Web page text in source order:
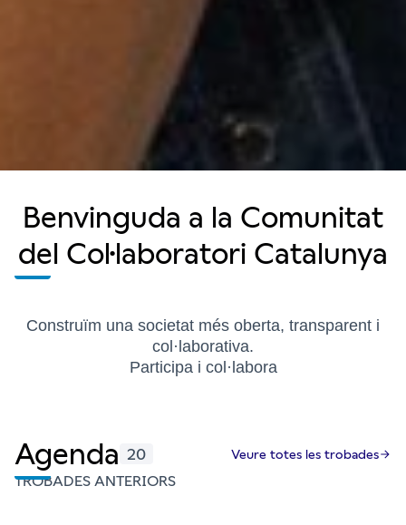
Benvinguda a la Comunitat
del Col·laboratori Catalunya
Construïm una societat més oberta, transparent i
col·laborativa.
Participa i col·labora
Agenda 20 Veure totes les trobades
TROBADES ANTERIORS